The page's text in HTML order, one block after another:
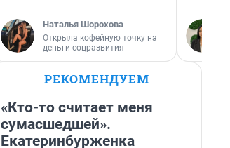
Наталья Шорохова
Открыла кофейную точку на
деньги соцразвития
РЕКОМЕНДУЕМ
«Кто-то считает меня
сумасшедшей».
Екатеринбурженка